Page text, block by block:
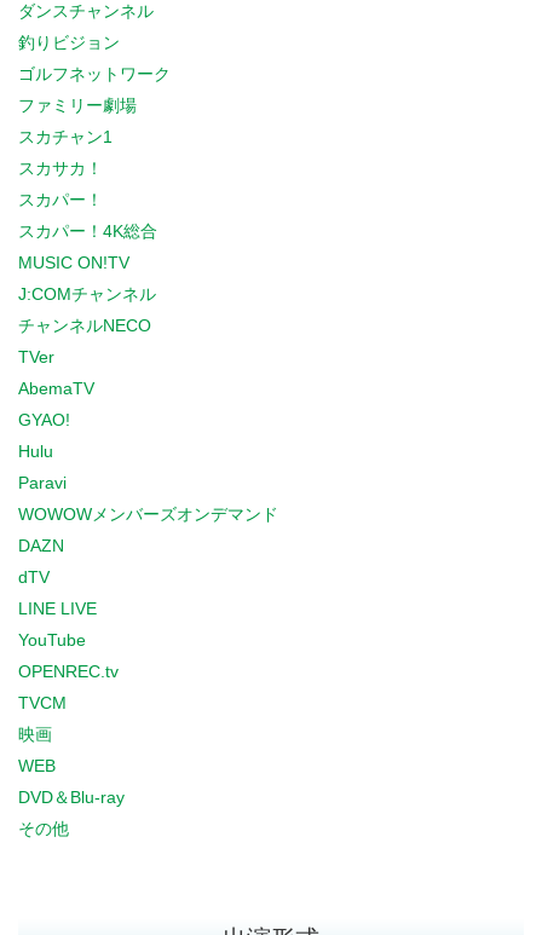
ダンスチャンネル
釣りビジョン
ゴルフネットワーク
ファミリー劇場
スカチャン1
スカサカ！
スカパー！
スカパー！4K総合
MUSIC ON!TV
J:COMチャンネル
チャンネルNECO
TVer
AbemaTV
GYAO!
Hulu
Paravi
WOWOWメンバーズオンデマンド
DAZN
dTV
LINE LIVE
YouTube
OPENREC.tv
TVCM
映画
WEB
DVD＆Blu-ray
その他